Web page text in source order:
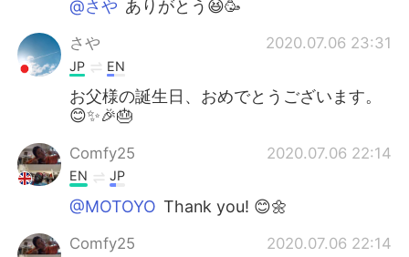
@さや ありがとう😆🥳
さや 2020.07.06 23:31
JP EN
お父様の誕生日、おめでとうございます。
😊✨🎉🎂
Comfy25 2020.07.06 22:14
EN JP
@MOTOYO Thank you! 😊🌼
Comfy25 2020.07.06 22:14